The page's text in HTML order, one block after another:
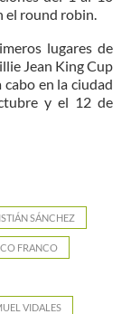
el round robin.
lugares de
Jean King Cup
cabo en la ciudad
y el 12 de
SÁNCHEZ
FRANCO
VIDALES